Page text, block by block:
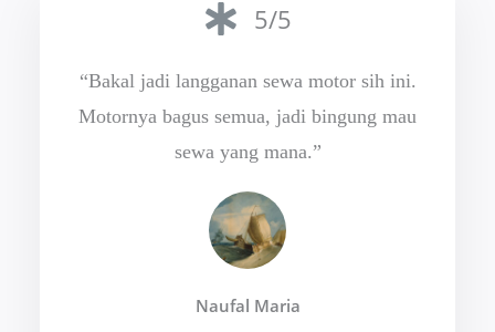
5/5
“Bakal jadi langganan sewa motor sih ini.
Motornya bagus semua, jadi bingung mau
sewa yang mana.”
Naufal Maria